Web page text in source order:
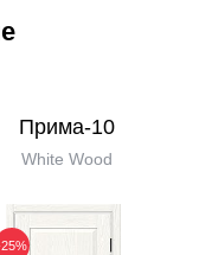
Прима-10
White Wood